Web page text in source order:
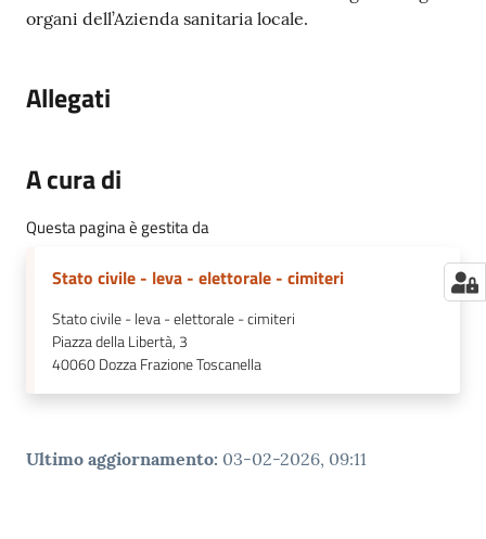
organi dell’Azienda sanitaria locale.
Allegati
A cura di
Questa pagina è gestita da
Stato civile - leva - elettorale - cimiteri
Stato civile - leva - elettorale - cimiteri
Piazza della Libertà, 3
40060Dozza Frazione Toscanella
Ultimo aggiornamento: 03-02-2026, 09:11